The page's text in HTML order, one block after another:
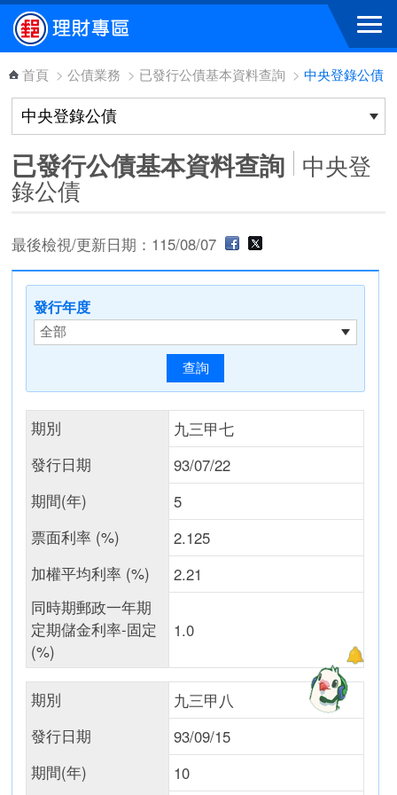
跳到主要內容區塊
首頁 > 公債業務 > 已發行公債基本資料查詢 > 中央登錄公債
已發行公債基本資料查詢 中央登
錄公債
最後檢視/更新日期：115/08/07
發行年度
期別
九三甲七
發行日期
93/07/22
期間(年)
5
票面利率 (%)
2.125
加權平均利率 (%)
2.21
同時期郵政一年期
定期儲金利率-固定
(%)
1.0
期別
九三甲八
發行日期
93/09/15
期間(年)
10